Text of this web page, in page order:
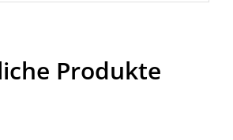
Produkte